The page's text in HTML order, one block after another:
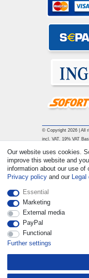
© Copyright 2026 | All
incl. VAT. 19% VAT
Our website uses cookies.
improve this website and
information about our use
Privacy policy and our Legal
Essential
Marketing
External media
PayPal
Functional
Further settings
Withdraw